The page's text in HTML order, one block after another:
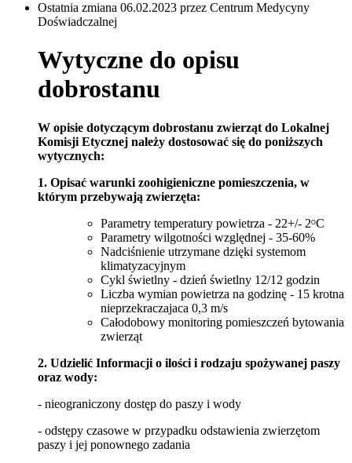
Ostatnia zmiana 06.02.2023 przez Centrum Medycyny
Doświadczalnej
Wytyczne do opisu
dobrostanu
W opisie dotyczącym dobrostanu zwierząt do Lokalnej
Komisji Etycznej należy dostosować się do poniższych
wytycznych:
1. Opisać warunki zoohigieniczne pomieszczenia, w
którym przebywają zwierzęta:
Parametry temperatury powietrza - 22+/- 2OC
Parametry wilgotności względnej - 35-60%
Nadciśnienie utrzymane dzięki systemom
klimatyzacyjnym
Cykl świetlny - dzień świetlny 12/12 godzin
Liczba wymian powietrza na godzinę - 15 krotna
nieprzekraczajaca 0,3 m/s
Całodobowy monitoring pomieszczeń bytowania
zwierząt
2. Udzielić Informacji o ilości i rodzaju spożywanej paszy
oraz wody:
- nieograniczony dostęp do paszy i wody
- odstępy czasowe w przypadku odstawienia zwierzętom
paszy i jej ponownego zadania